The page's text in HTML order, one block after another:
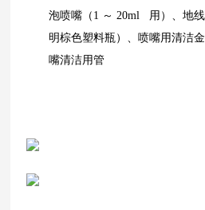
泡喷嘴（1 ～ 20ml 用）、地
明棕色塑料瓶）、喷嘴用清洁
嘴清洁用管